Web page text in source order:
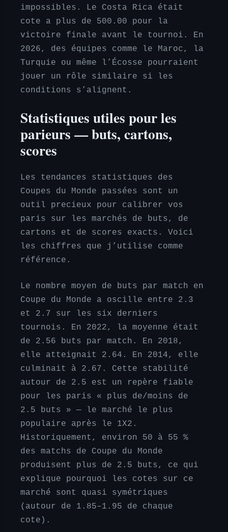
impossibles. Le Costa Rica était
cote a plus de 500.00 pour la
victoire finale avant le tournoi. En
2026, des équipes comme le Maroc, la
Turquie ou même l’Écosse pourraient
jouer un rôle similaire si les
conditions s’alignent.
Statistiques utiles pour les
parieurs — buts, cartons,
scores
Les tendances statistiques des
Coupes du Monde passées sont un
outil precieux pour calibrer vos
paris sur les marchés de buts, de
cartons et de scores exacts. Voici
les chiffres que j’utilise comme
référence.
Le nombre moyen de buts par match en
Coupe du Monde a oscille entre 2.3
et 2.7 sur les six derniers
tournois. En 2022, la moyenne était
de 2.56 buts par match. En 2018,
elle atteignait 2.64. En 2014, elle
culminait à 2.67. Cette stabilité
autour de 2.5 est un repère fiable
pour les paris « plus de/moins de
2.5 buts » — le marché le plus
populaire après le 1X2.
Historiquement, environ 50 à 55 %
des matchs de Coupe du Monde
produisent plus de 2.5 buts, ce qui
explique pourquoi les cotes sur ce
marché sont quasi symétriques
(autour de 1.85–1.95 de chaque
cote).